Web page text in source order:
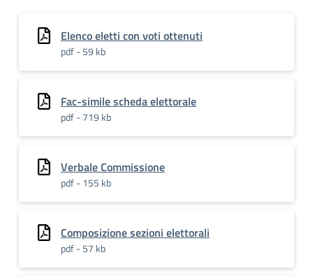
Elenco eletti con voti ottenuti
pdf - 59 kb
Fac-simile scheda elettorale
pdf - 719 kb
Verbale Commissione
pdf - 155 kb
Composizione sezioni elettorali
pdf - 57 kb